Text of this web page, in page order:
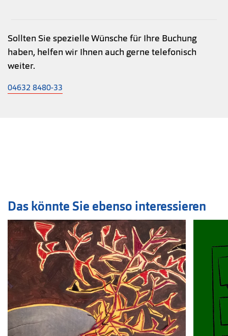
Sollten Sie spezielle Wünsche für Ihre Buchung
haben, helfen wir Ihnen auch gerne telefonisch
weiter.
04632 8480-33
Das könnte Sie ebenso interessieren
Veranstaltung1bis2von15sichtbar.